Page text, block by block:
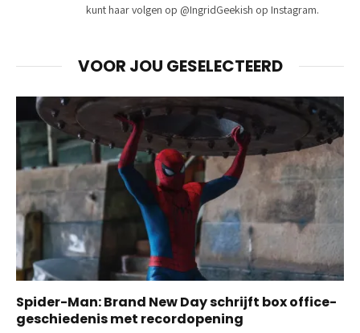
kunt haar volgen op @IngridGeekish op Instagram.
VOOR JOU GESELECTEERD
Spider-Man: Brand New Day schrijft box office-
geschiedenis met recordopening